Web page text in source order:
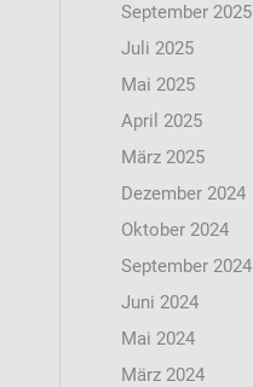
September 2025
Juli 2025
Mai 2025
April 2025
März 2025
Dezember 2024
Oktober 2024
September 2024
Juni 2024
Mai 2024
März 2024